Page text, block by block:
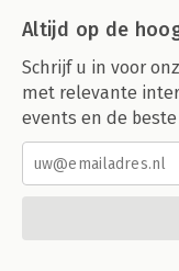
Altijd op de
Schrijf u in voor
met relevante
events en de